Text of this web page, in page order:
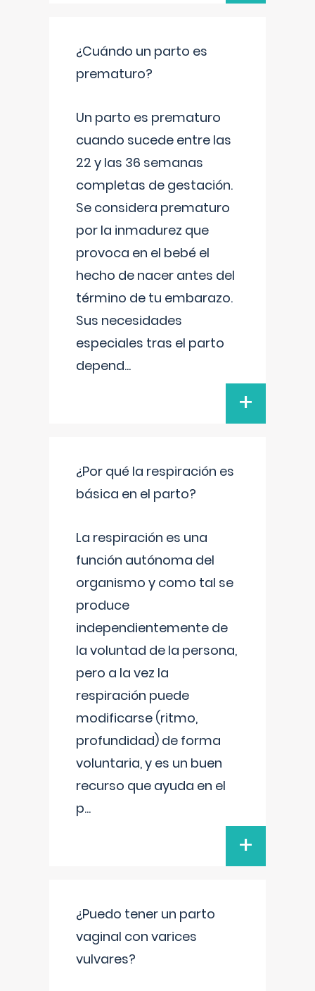
¿Cuándo un parto es
prematuro?
Un parto es prematuro
cuando sucede entre las
22 y las 36 semanas
completas de gestación.
Se considera prematuro
por la inmadurez que
provoca en el bebé el
hecho de nacer antes del
término de tu embarazo.
Sus necesidades
especiales tras el parto
depend...
+
¿Por qué la respiración es
básica en el parto?
La respiración es una
función autónoma del
organismo y como tal se
produce
independientemente de
la voluntad de la persona,
pero a la vez la
respiración puede
modificarse (ritmo,
profundidad) de forma
voluntaria, y es un buen
recurso que ayuda en el
p...
+
¿Puedo tener un parto
vaginal con varices
vulvares?